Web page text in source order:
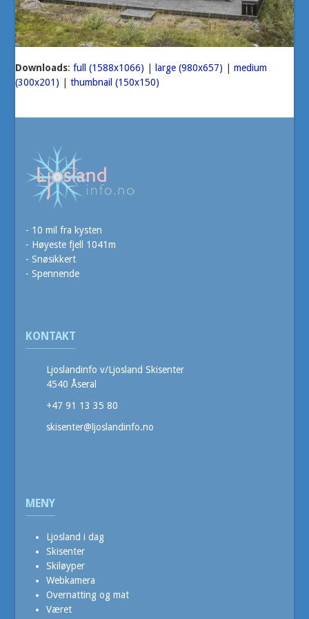
Downloads:full (1588x1066) large (980x657) |medium
(300x201) |thumbnail (150x150)
- 10 mil fra kysten
- Høyeste fjell 1041m
- Snøsikkert
- Spennende
KONTAKT
Ljoslandinfo v/Ljosland Skisenter
4540 Åseral
+47 91 13 35 80
skisenter@ljoslandinfo.no
MENY
Ljosland i dag
Skisenter
Skiløyper
Webkamera
Overnatting og mat
Været